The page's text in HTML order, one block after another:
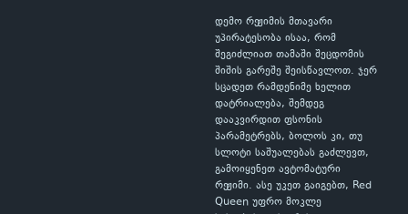
დემო რეჟიმის მთავარი
უპირატესობა ისაა, რომ
შეგიძლიათ თამაში შეცდომის
შიშის გარეშე შეისწავლოთ. ჯერ
სცადეთ რამდენიმე ხელით
დატრიალება, შემდეგ
დააკვირდით ფსონის
პარამეტრებს, ბოლოს კი, თუ
სლოტი საშუალებას გაძლევთ,
გამოიყენეთ ავტომატური
რეჟიმი. ასე უკეთ გაიგებთ, Red
Queen უფრო მოკლე